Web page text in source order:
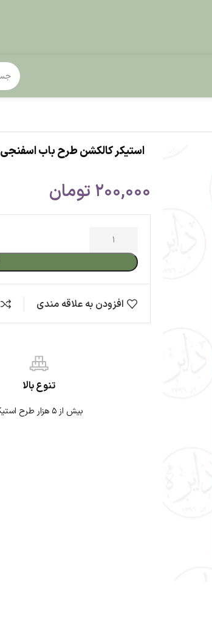
استیکر کالکشن طرح باب اسفنجی A11
200,000تومان
افزودن به علاقه مندی
تنوع بالا
بیش از ۵ هزار طرح استیکر